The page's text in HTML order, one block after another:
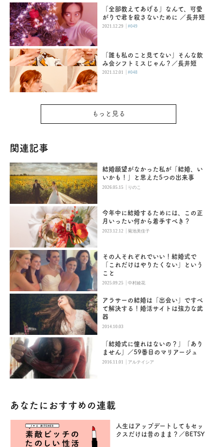
「全部教えてあげる」なんて、可愛
がりで君を殺さないために ／長井短
2021.12.29 |#049
「誰も私のこと見てない」そんな飲
み会シフトミスじゃん？／長井短
2021.12.01 |#048
もっと見る
関連記事
結婚願望がなかった私が「結婚、い
いかも！」と思えた5つの出来事
2026.05.15 | りのこ
今年中に結婚するためには、この正
月いったい何から着手すべき？
2023.12.12 |菊池美佳子
その人それぞれでいい！結婚式で
「これだけはやりたくない」という
こと
2025.09.25 |中村綾花
アラサーの結婚は「出会い」ですべ
て解決する！婚活サイトは強力な武
器
2014.10.03
「結婚式に憧れはないの？」「あり
ません」／59番目のマリアージュ
2016.11.01 | アルテイシア
あなたにおすすめの連載
人生はアップデートしてもセッ
クスだけは昔のまま？／BETSY